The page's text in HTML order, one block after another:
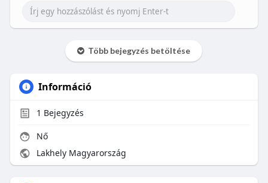
Több bejegyzés betöltése
Információ
1 Bejegyzés
Nő
Lakhely Magyarország